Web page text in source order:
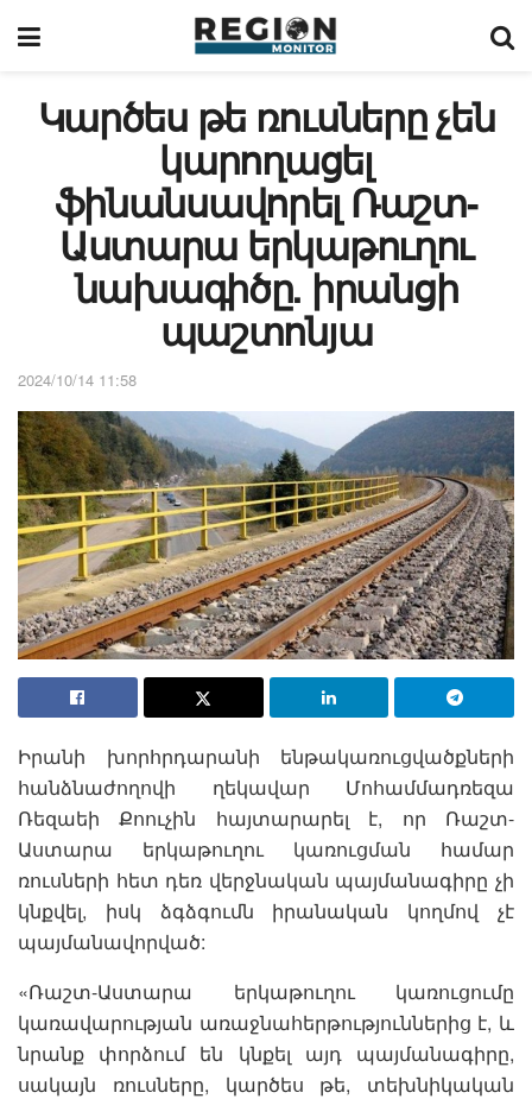
Կարծես թե ռուսները չեն
կարողացել
ֆինանսավորել Ռաշտ-
Աստարա երկաթուղու
նախագիծը. իրանցի
պաշտոնյա
2024/10/14 11:58
Իրանի խորհրդարանի ենթակառուցվածքների
հանձնաժողովի ղեկավար Մոհամմադռեզա
Ռեզաեի Քոուչին հայտարարել է, որ Ռաշտ-
Աստարա երկաթուղու կառուցման համար
ռուսների հետ դեռ վերջնական պայմանագիրը չի
կնքվել, իսկ ձգձգումն իրանական կողմով չէ
պայմանավորված:
«Ռաշտ-Աստարա երկաթուղու կառուցումը
կառավարության առաջնահերթություններից է, և
նրանք փորձում են կնքել այդ պայմանագիրը,
սակայն ռուսները, կարծես թե, տեխնիկական